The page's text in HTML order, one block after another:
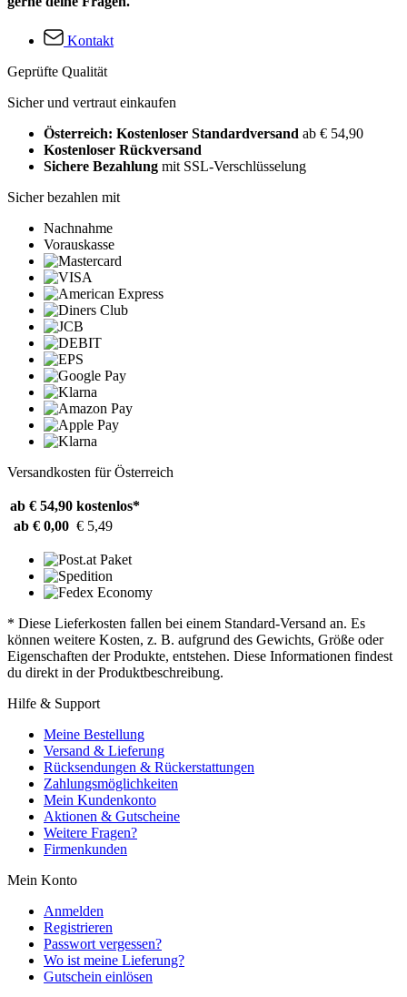
Kontakt
Geprüfte Qualität
Sicher und vertraut einkaufen
Österreich: Kostenloser Standardversand ab € 54,90
Kostenloser Rückversand
Sichere Bezahlung mit SSL-Verschlüsselung
Sicher bezahlen mit
Nachnahme
Vorauskasse
Versandkosten für Österreich
ab € 54,90 kostenlos*
ab € 0,00 € 5,49
* Diese Lieferkosten fallen bei einem Standard-Versand an. Es
können weitere Kosten, z. B. aufgrund des Gewichts, Größe oder
Eigenschaften der Produkte, entstehen. Diese Informationen findest
du direkt in der Produktbeschreibung.
Hilfe & Support
Meine Bestellung
Versand & Lieferung
Rücksendungen & Rückerstattungen
Zahlungsmöglichkeiten
Mein Kundenkonto
Aktionen & Gutscheine
Weitere Fragen?
Firmenkunden
Mein Konto
Anmelden
Registrieren
Passwort vergessen?
Wo ist meine Lieferung?
Gutschein einlösen